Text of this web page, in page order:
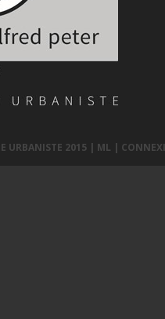
URBANISTE 2015 | ML |